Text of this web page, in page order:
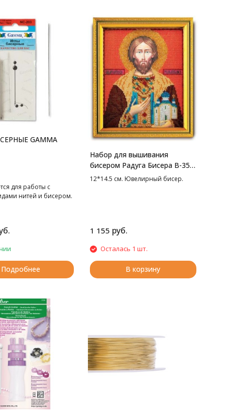
GAMMA
для работы с
нитей и бисером.
Подробнее
Набор для вышивания
бисером Радуга Бисера В-350
Св. Роман, 12*14.5 см
12*14.5 см. Ювелирный бисер.
1 155 руб.
Осталась 1 шт.
В корзину